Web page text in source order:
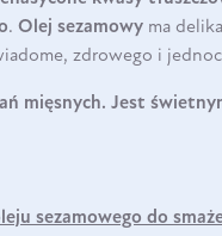
. Olej sezamowy ma
zdrowego i
mięsnych. Jest
sezamowego do